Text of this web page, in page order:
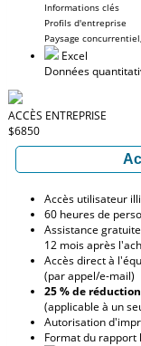
Informations clés
Profils d'entreprise
Paysage
Excel
Données
ACCÈS ENTREPRISE
$6850
Accès utilisateur
60 heures de
Assistance
12 mois après
Accès direct à
(par appel/e-mail)
25 % de réduction
(applicable à un
Autorisation
Format du rapport